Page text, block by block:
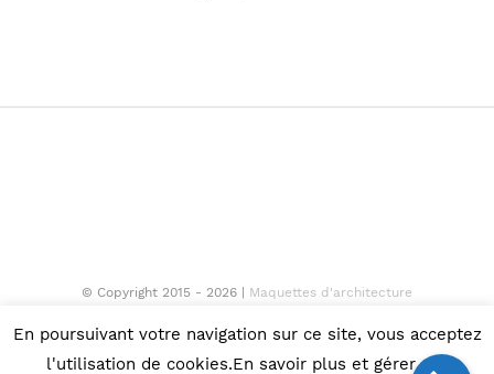
© Copyright 2015 - 2026 | Maquettes d'architecture
Facebook
En poursuivant votre navigation sur ce site, vous acceptez
l'utilisation de cookies.En savoir plus et gérer ces